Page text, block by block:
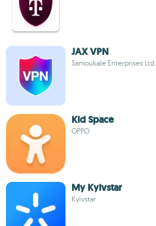
JAX VPN
Samoukale Enterprises Ltd.
Kid Space
OPPO
My Kyivstar
Kyivstar